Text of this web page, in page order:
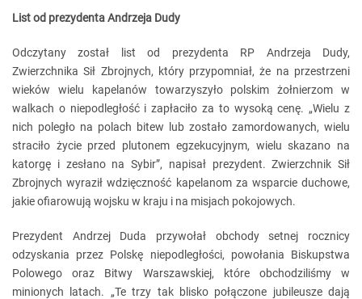
List od prezydenta Andrzeja Dudy
Odczytany został list od prezydenta RP Andrzeja Dudy,
Zwierzchnika Sił Zbrojnych, który przypomniał, że na przestrzeni
wieków wielu kapelanów towarzyszyło polskim żołnierzom w
walkach o niepodległość i zapłaciło za to wysoką cenę. „Wielu z
nich poległo na polach bitew lub zostało zamordowanych, wielu
straciło życie przed plutonem egzekucyjnym, wielu skazano na
katorgę i zesłano na Sybir”, napisał prezydent. Zwierzchnik Sił
Zbrojnych wyraził wdzięczność kapelanom za wsparcie duchowe,
jakie ofiarowują wojsku w kraju i na misjach pokojowych.
Prezydent Andrzej Duda przywołał obchody setnej rocznicy
odzyskania przez Polskę niepodległości, powołania Biskupstwa
Polowego oraz Bitwy Warszawskiej, które obchodziliśmy w
minionych latach. „Te trzy tak blisko połączone jubileusze dają